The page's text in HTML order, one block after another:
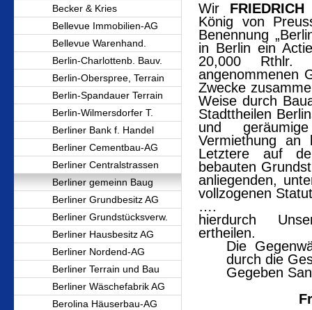
Becker & Kries
Bellevue Immobilien-AG
Bellevue Warenhand.
Berlin-Charlottenb. Bauv.
Berlin-Oberspree, Terrain
Berlin-Spandauer Terrain
Berlin-Wilmersdorfer T.
Berliner Bank f. Handel
Berliner Cementbau-AG
Berliner Centralstrassen
Berliner gemeinn Baug
Berliner Grundbesitz AG
Berliner Grundstücksverw.
Berliner Hausbesitz AG
Berliner Nordend-AG
Berliner Terrain und Bau
Berliner Wäschefabrik AG
Berolina Häuserbau-AG
Wir
König von
Benennung
in Berlin ein
20,000 Rthlr.
angenommenen
Zwecke
Weise durch
Stadttheilen
und
Vermiethung
Letztere auf
bebauten
anliegenden,
vollzogenen
….
hierdurch
ertheilen.
Die
durch die
Gegeben